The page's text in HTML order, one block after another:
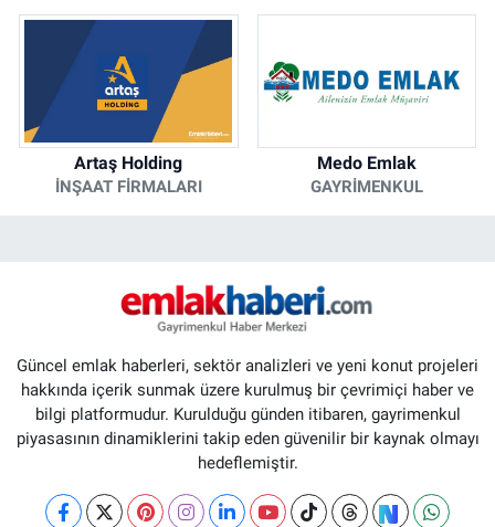
Artaş Holding
İNŞAAT FIRMALARI
Medo Emlak
GAYRIMENKUL
Güncel emlak haberleri, sektör analizleri ve yeni konut projeleri
hakkında içerik sunmak üzere kurulmuş bir çevrimiçi haber ve
bilgi platformudur. Kurulduğu günden itibaren, gayrimenkul
piyasasının dinamiklerini takip eden güvenilir bir kaynak olmayı
hedeflemiştir.